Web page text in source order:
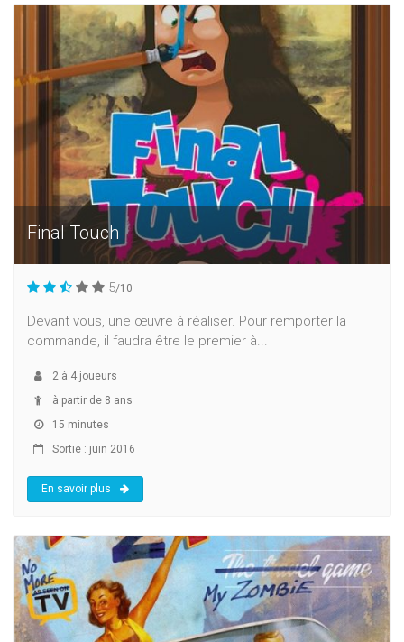
Final Touch
5/10
Devant vous, une œuvre à réaliser. Pour remporter la
commande, il faudra être le premier à...
2 à 4 joueurs
à partir de 8 ans
15 minutes
Sortie : juin 2016
En savoir plus